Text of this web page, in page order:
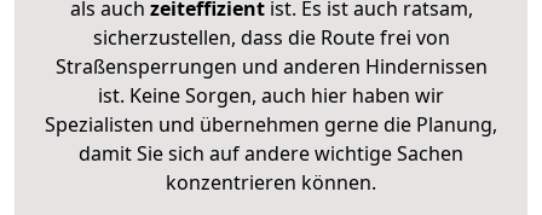
als auch zeiteffizientist. Es ist auch ratsam,
sicherzustellen, dass die Route frei von
Straßensperrungen und anderen Hindernissen
ist. Keine Sorgen, auch hier haben wir
Spezialisten und übernehmen gerne die Planung,
damit Sie sich auf andere wichtige Sachen
konzentrieren können.